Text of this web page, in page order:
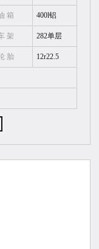
箱 400l铝
架 282单层
胎 12r22.5